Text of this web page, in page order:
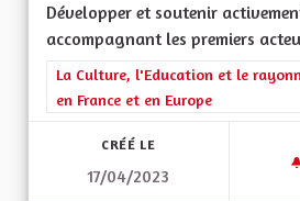
Développer et soutenir
accompagnant les premiers
Filtrer les résultats de la catégorie
La Culture, l'Education et le
en France et en Europe
CRÉÉ LE
17/04/2023